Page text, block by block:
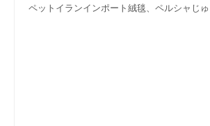
ペットイランインポート絨毯、ペルシャじ